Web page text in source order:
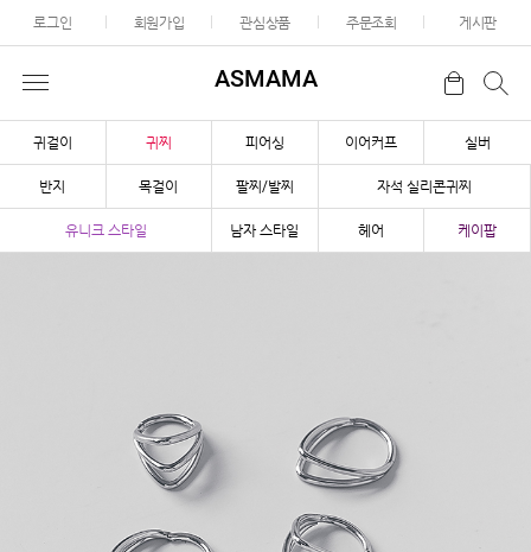
로그인 회원가입 관심상품 주문조회 게시판
ASMAMA
귀걸이 귀찌 피어싱 이어커프 실버
반지 목걸이 팔찌/발찌 자석 실리콘귀찌
유니크 스타일 남자 스타일 헤어 케이팝